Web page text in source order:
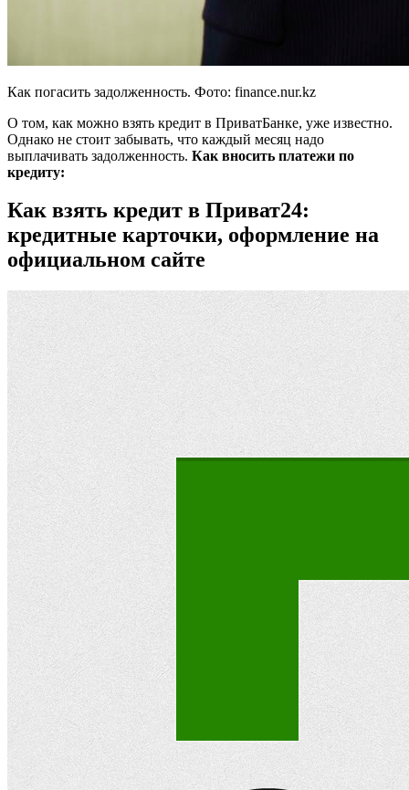
Как погасить задолженность. Фото: finance.nur.kz
О том, как можно взять кредит в ПриватБанке, уже известно.
Однако не стоит забывать, что каждый месяц надо
выплачивать задолженность. Как вносить платежи по
кредиту:
Как взять кредит в Приват24:
кредитные карточки, оформление на
официальном сайте